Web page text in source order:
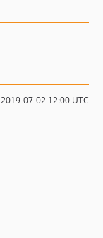
2019-07-02 12:00 UTC